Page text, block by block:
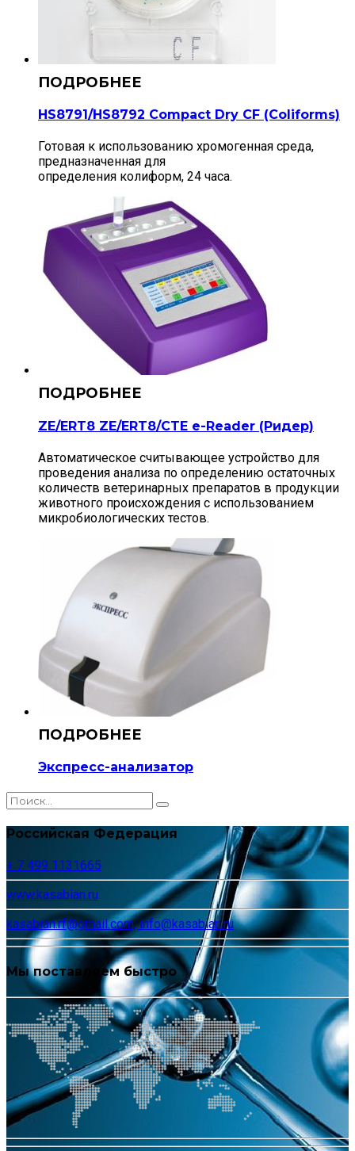
HS8791/HS8792 Compact Dry CF (Сoliforms)
Готовая к использованию хромогенная среда,
предназначенная для
определения колиформ, 24 часа.
ZE/ERT8 ZE/ERT8/CTE e-Reader (Ридер)
Автоматическое считывающее устройство для
проведения анализа по определению остаточных
количеств ветеринарных препаратов в продукции
животного происхождения с использованием
микробиологических тестов.
Экспресс-анализатор
Российская Федерация
+ 7 499 1131665
www.kasabian.ru
kasabian.rf@gmail.com, info@kasabian.ru
Мы поставляем быстро